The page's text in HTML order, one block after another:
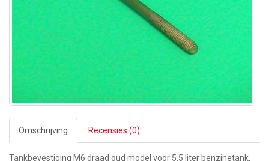
Omschrijving Recensies (0)
Tankbevestiging M6 draad oud model voor 5.5 liter benzinetank,